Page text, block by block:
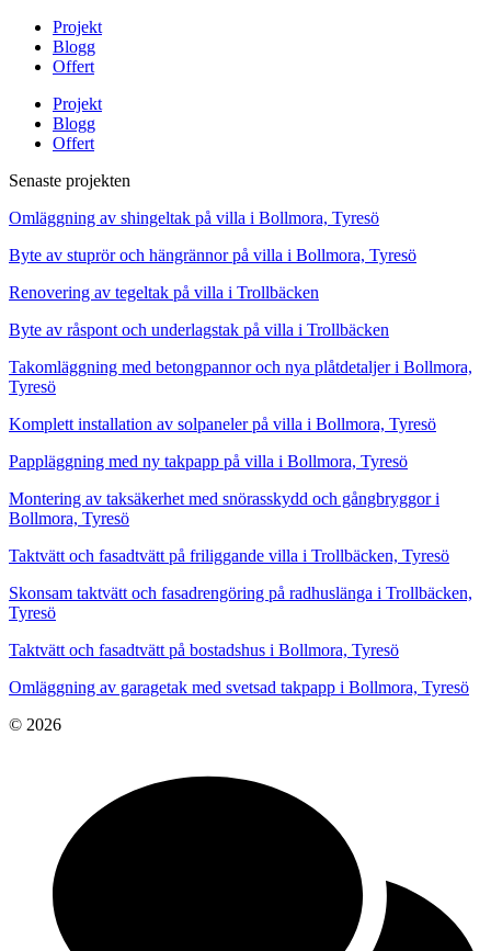
Projekt
Blogg
Offert
Projekt
Blogg
Offert
Senaste projekten
Omläggning av shingeltak på villa i Bollmora, Tyresö
Byte av stuprör och hängrännor på villa i Bollmora, Tyresö
Renovering av tegeltak på villa i Trollbäcken
Byte av råspont och underlagstak på villa i Trollbäcken
Takomläggning med betongpannor och nya plåtdetaljer i Bollmora,
Tyresö
Komplett installation av solpaneler på villa i Bollmora, Tyresö
Pappläggning med ny takpapp på villa i Bollmora, Tyresö
Montering av taksäkerhet med snörasskydd och gångbryggor i
Bollmora, Tyresö
Taktvätt och fasadtvätt på friliggande villa i Trollbäcken, Tyresö
Skonsam taktvätt och fasadrengöring på radhuslänga i Trollbäcken,
Tyresö
Taktvätt och fasadtvätt på bostadshus i Bollmora, Tyresö
Omläggning av garagetak med svetsad takpapp i Bollmora, Tyresö
© 2026